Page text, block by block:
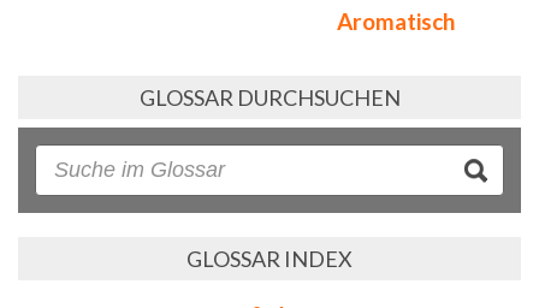
Aromatisch
GLOSSAR DURCHSUCHEN
GLOSSAR INDEX